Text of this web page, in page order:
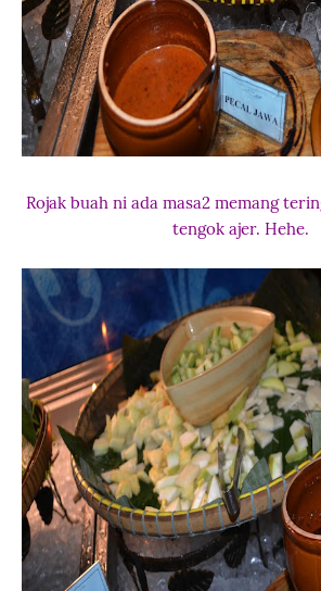
Rojak buah ni ada masa2 memang
tengok ajer. Hehe.